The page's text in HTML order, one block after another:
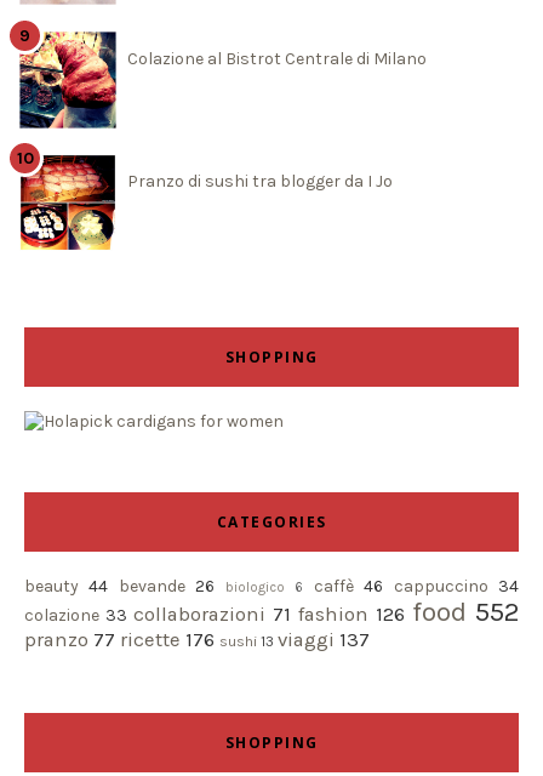
Colazione al Bistrot Centrale di Milano
Pranzo di sushi tra blogger da I Jo
SHOPPING
CATEGORIES
beauty 44 bevande 26 biologico 6 caffè 46 cappuccino 34
colazione 33 collaborazioni 71 fashion 126 food 552
pranzo 77 ricette 176 sushi 13 viaggi 137
SHOPPING